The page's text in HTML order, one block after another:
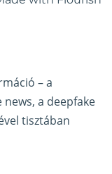
– a
a deepfake
tisztában